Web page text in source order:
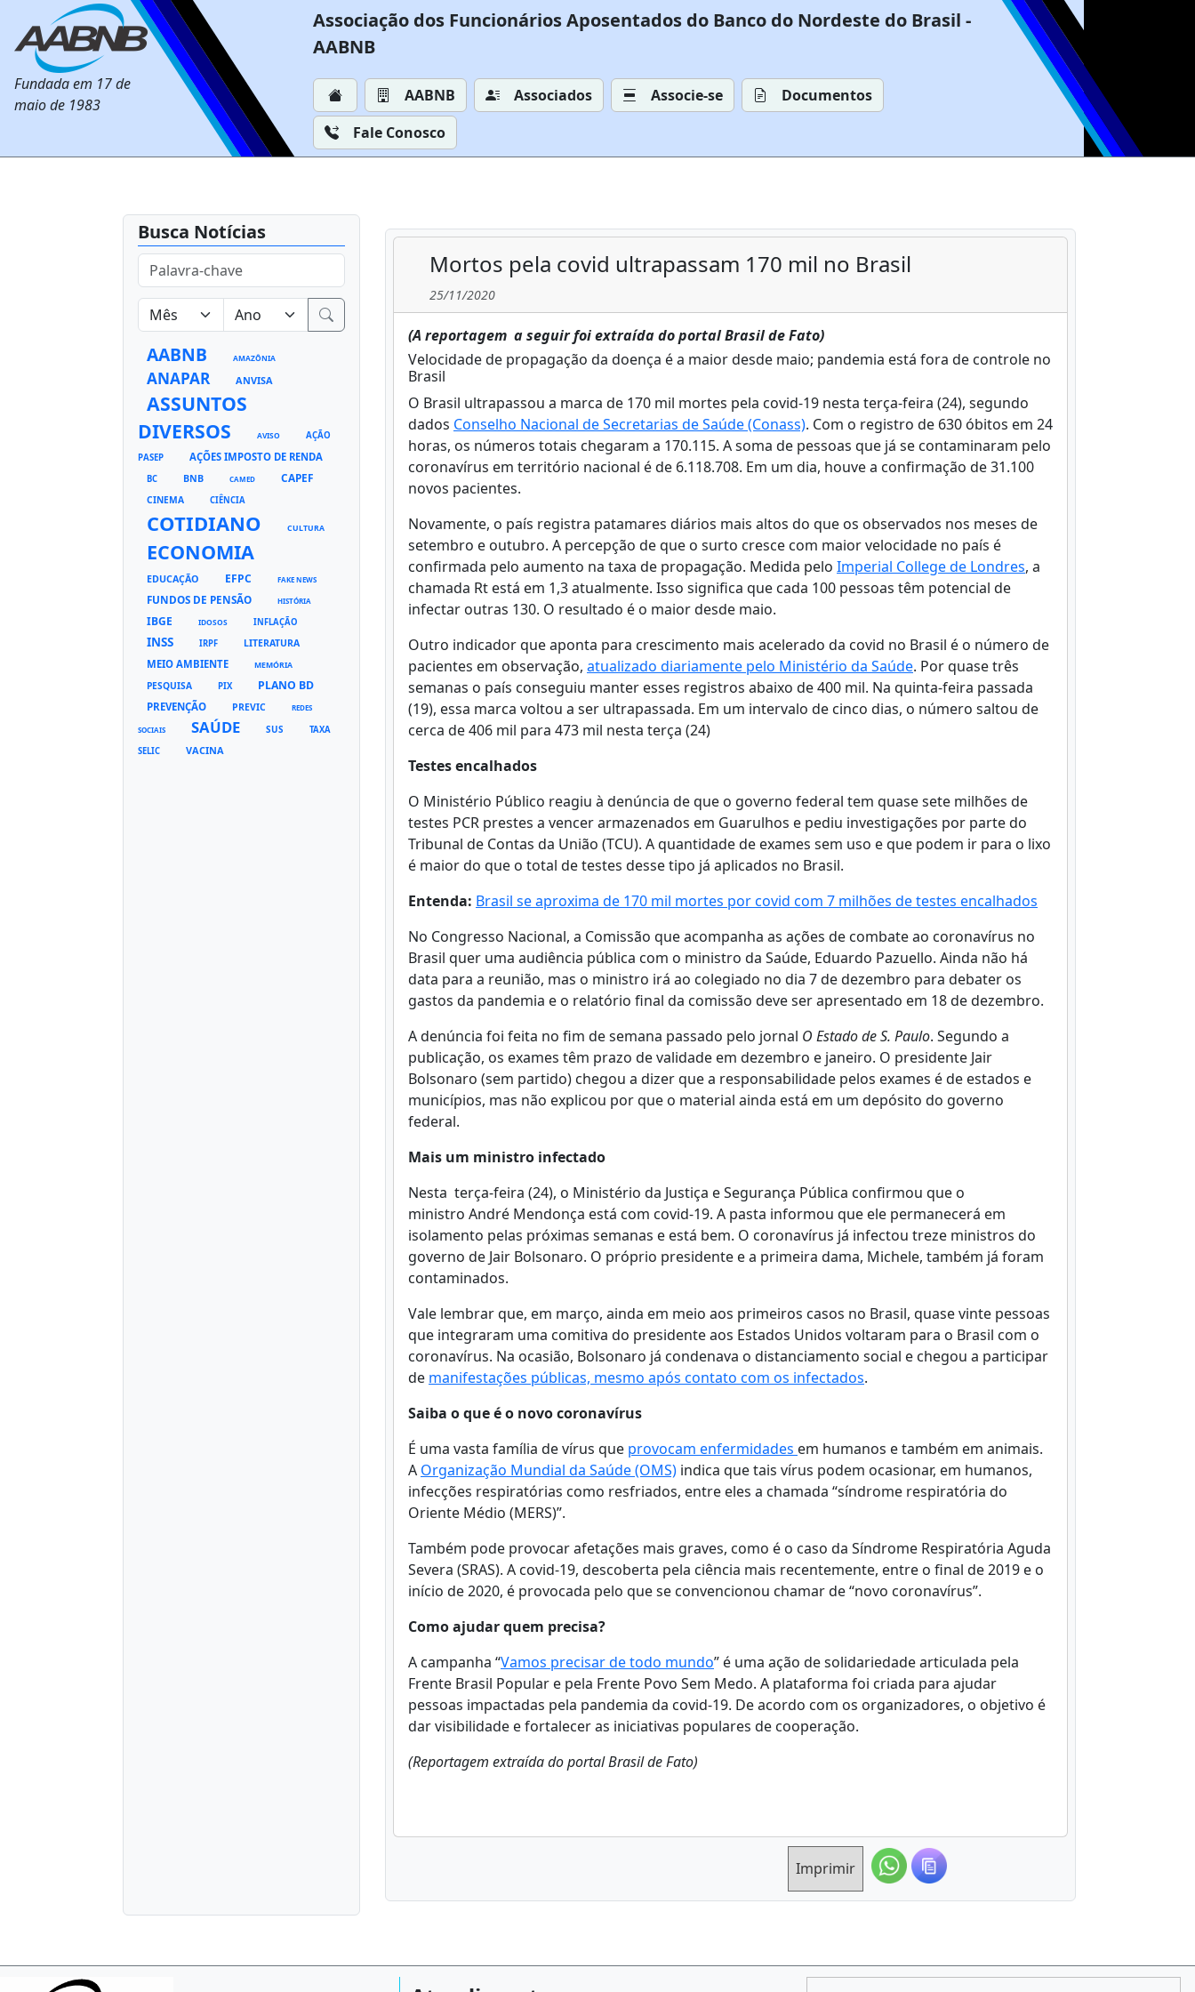
Fundada em 17 de
maio de 1983
Associação dos Funcionários Aposentados do Banco do Nordeste do Brasil -
AABNB
AABNB Associados Associe-se
Documentos
Fale Conosco
Busca Notícias
AABNB AMAZÔNIA
ANAPAR ANVISA
ASSUNTOS
DIVERSOS
AVISO
AÇÃO
PASEP
AÇÕES IMPOSTO DE RENDA
BC BNB CAMED CAPEF
CINEMA CIÊNCIA
COTIDIANO CULTURA
ECONOMIA
EDUCAÇÃO EFPC FAKE NEWS
FUNDOS DE PENSÃO HISTÓRIA
IBGE IDOSOS INFLAÇÃO
INSS IRPF LITERATURA
MEIO AMBIENTE MEMÓRIA
PESQUISA PIX PLANO BD
PREVENÇÃO PREVIC REDES
SOCIAIS SAÚDE SUS
TAXA
SELIC
VACINA
Mortos pela covid ultrapassam 170 mil no Brasil
25/11/2020
(A reportagem a seguir foi extraída do portal Brasil de Fato)
Velocidade de propagação da doença é a maior desde maio; pandemia está fora de controle no
Brasil
O Brasil ultrapassou a marca de 170 mil mortes pela covid-19 nesta terça-feira (24), segundo
dados Conselho Nacional de Secretarias de Saúde (Conass). Com o registro de 630 óbitos em 24
horas, os números totais chegaram a 170.115. A soma de pessoas que já se contaminaram pelo
coronavírus em território nacional é de 6.118.708. Em um dia, houve a confirmação de 31.100
novos pacientes.
Novamente, o país registra patamares diários mais altos do que os observados nos meses de
setembro e outubro. A percepção de que o surto cresce com maior velocidade no país é
confirmada pelo aumento na taxa de propagação. Medida pelo Imperial College de Londres, a
chamada Rt está em 1,3 atualmente. Isso significa que cada 100 pessoas têm potencial de
infectar outras 130. O resultado é o maior desde maio.
Outro indicador que aponta para crescimento mais acelerado da covid no Brasil é o número de
pacientes em observação, atualizado diariamente pelo Ministério da Saúde. Por quase três
semanas o país conseguiu manter esses registros abaixo de 400 mil. Na quinta-feira passada
(19), essa marca voltou a ser ultrapassada. Em um intervalo de cinco dias, o número saltou de
cerca de 406 mil para 473 mil nesta terça (24)
Testes encalhados
O Ministério Público reagiu à denúncia de que o governo federal tem quase sete milhões de
testes PCR prestes a vencer armazenados em Guarulhos e pediu investigações por parte do
Tribunal de Contas da União (TCU). A quantidade de exames sem uso e que podem ir para o lixo
é maior do que o total de testes desse tipo já aplicados no Brasil.
Entenda: Brasil se aproxima de 170 mil mortes por covid com 7 milhões de testes encalhados
No Congresso Nacional, a Comissão que acompanha as ações de combate ao coronavírus no
Brasil quer uma audiência pública com o ministro da Saúde, Eduardo Pazuello. Ainda não há
data para a reunião, mas o ministro irá ao colegiado no dia 7 de dezembro para debater os
gastos da pandemia e o relatório final da comissão deve ser apresentado em 18 de dezembro.
A denúncia foi feita no fim de semana passado pelo jornal O Estado de S. Paulo. Segundo a
publicação, os exames têm prazo de validade em dezembro e janeiro. O presidente Jair
Bolsonaro (sem partido) chegou a dizer que a responsabilidade pelos exames é de estados e
municípios, mas não explicou por que o material ainda está em um depósito do governo
federal.
Mais um ministro infectado
Nesta terça-feira (24), o Ministério da Justiça e Segurança Pública confirmou que o
ministro André Mendonça está com covid-19. A pasta informou que ele permanecerá em
isolamento pelas próximas semanas e está bem. O coronavírus já infectou treze ministros do
governo de Jair Bolsonaro. O próprio presidente e a primeira dama, Michele, também já foram
contaminados.
Vale lembrar que, em março, ainda em meio aos primeiros casos no Brasil, quase vinte pessoas
que integraram uma comitiva do presidente aos Estados Unidos voltaram para o Brasil com o
coronavírus. Na ocasião, Bolsonaro já condenava o distanciamento social e chegou a participar
de manifestações públicas, mesmo após contato com os infectados.
Saiba o que é o novo coronavírus
É uma vasta família de vírus que provocam enfermidades em humanos e também em animais.
A Organização Mundial da Saúde (OMS) indica que tais vírus podem ocasionar, em humanos,
infecções respiratórias como resfriados, entre eles a chamada “síndrome respiratória do
Oriente Médio (MERS)”.
Também pode provocar afetações mais graves, como é o caso da Síndrome Respiratória Aguda
Severa (SRAS). A covid-19, descoberta pela ciência mais recentemente, entre o final de 2019 e o
início de 2020, é provocada pelo que se convencionou chamar de “novo coronavírus”.
Como ajudar quem precisa?
A campanha “Vamos precisar de todo mundo” é uma ação de solidariedade articulada pela
Frente Brasil Popular e pela Frente Povo Sem Medo. A plataforma foi criada para ajudar
pessoas impactadas pela pandemia da covid-19. De acordo com os organizadores, o objetivo é
dar visibilidade e fortalecer as iniciativas populares de cooperação.
(Reportagem extraída do portal Brasil de Fato)
Imprimir